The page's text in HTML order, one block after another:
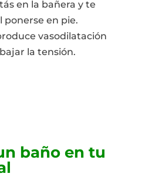
en la bañera y te
en pie.
vasodilatación
la tensión.
baño en tu